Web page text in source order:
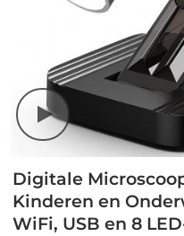
Digitale
Kinderen en
WiFi, USB en 8